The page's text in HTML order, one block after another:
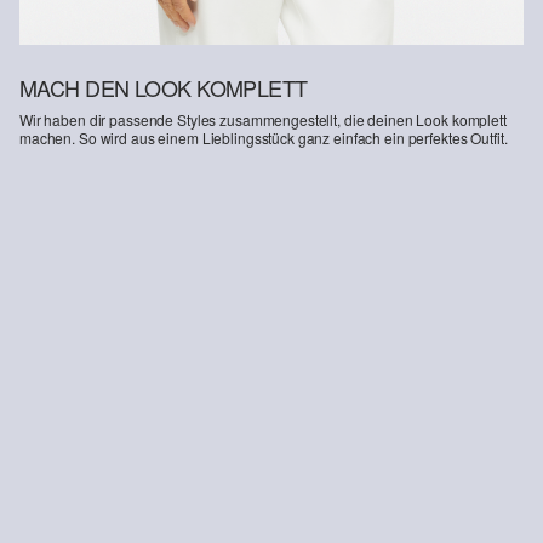
MACH DEN LOOK KOMPLETT
Wir haben dir passende Styles zusammengestellt, die deinen Look komplett
machen. So wird aus einem Lieblingsstück ganz einfach ein perfektes Outfit.